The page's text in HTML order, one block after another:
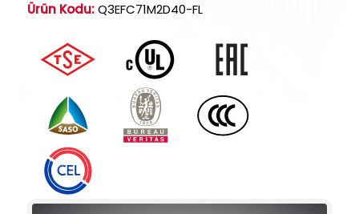
Ürün Kodu:Q3EFC71M2D40-FL